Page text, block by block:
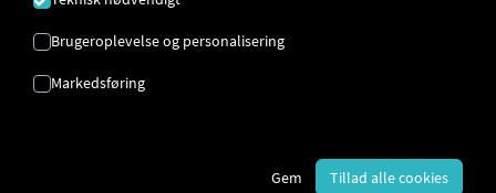
er et
entydigt identificerer et køretøj.Før 1981 var dette
alfanumeriske tegn og kan findes
(Vehicle Identification Number) er
placeret på førersidens dørkarm og på selve chassiset i
Brugeroplevelse og personalisering
Markedsføring
Gem Tillad alle cookies